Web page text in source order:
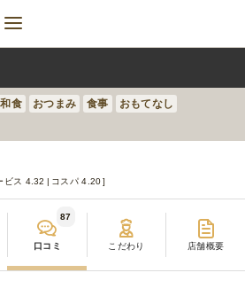
和食 おつまみ 食事
おもてなし
ビス 4.32 コスパ 4.20
口コミ
87
こだわり 店舗概要